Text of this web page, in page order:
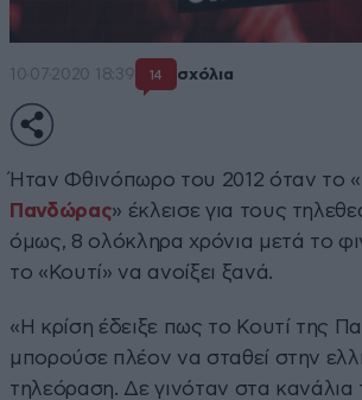
10·07·2020 18:39 14 σχόλια
Ήταν Φθινόπωρο του 2012 όταν το «
Πανδώρας» έκλεισε για τους
όμως, 8 ολόκληρα χρόνια μετά το
το «Κουτί» να ανοίξει ξανά.
«Η κρίση έδειξε πως το Κουτί της
μπορούσε πλέον να σταθεί στην
τηλεόραση. Δε γινόταν στα κανάλια